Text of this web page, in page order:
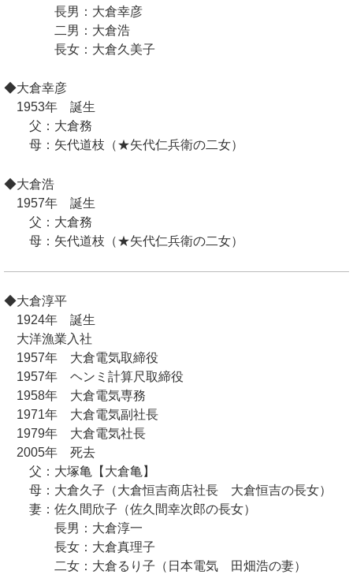
長男：大倉幸彦
二男：大倉浩
長女：大倉久美子
◆大倉幸彦
1953年 誕生
父：大倉務
母：矢代道枝（★矢代仁兵衛の二女）
◆大倉浩
1957年 誕生
父：大倉務
母：矢代道枝（★矢代仁兵衛の二女）
◆大倉淳平
1924年 誕生
大洋漁業入社
1957年 大倉電気取締役
1957年 ヘンミ計算尺取締役
1958年 大倉電気専務
1971年 大倉電気副社長
1979年 大倉電気社長
2005年 死去
父：大塚亀【大倉亀】
母：大倉久子（大倉恒吉商店社長 大倉恒吉の長女）
妻：佐久間欣子（佐久間幸次郎の長女）
長男：大倉淳一
長女：大倉真理子
二女：大倉るり子（日本電気 田畑浩の妻）